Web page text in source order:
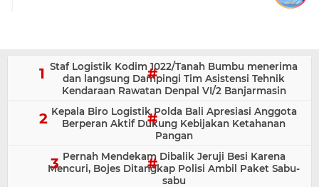
Staf Logistik Kodim 1022/Tanah Bumbu menerima
dan langsung Dampingi Tim Asistensi Tehnik
Kendaraan Rawatan Denpal VI/2 Banjarmasin
Kepala Biro Logistik Polda Bali Apresiasi Anggota
Berperan Aktif Dukung Kebijakan Ketahanan
Pangan
Pernah Mendekam Dibalik Jeruji Besi Karena
Mencuri, Bojes Ditangkap Polisi Ambil Paket Sabu-
sabu